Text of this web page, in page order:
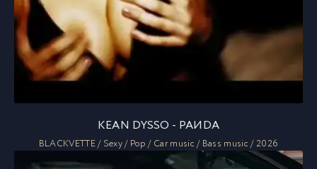
KEAN DYSSO - PAИDA
BLACKVETTE / Sexy / Pop / Car music / Bass music / 2026